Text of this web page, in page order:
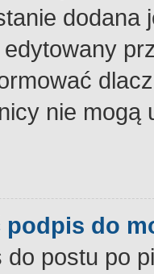
dodana
edytowany
nie
podpis do
do postu po